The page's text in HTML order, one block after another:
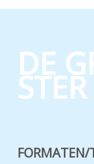
DE
STER
FORMATEN/